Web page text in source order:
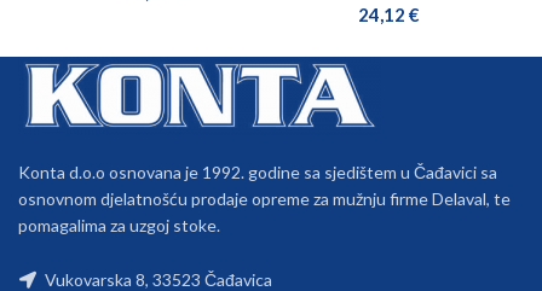
24,12 €
Konta d.o.o osnovana je 1992. godine sa sjedištem u Čađavici sa
osnovnom djelatnošću prodaje opreme za mužnju firme Delaval, te
pomagalima za uzgoj stoke.
Vukovarska 8, 33523 Čađavica